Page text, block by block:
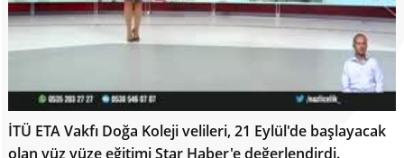
İTÜ ETA Vakfı Doğa Koleji velileri, 21 Eylül'de başlayacak
olan yüz yüze eğitimi Star Haber'e değerlendirdi.